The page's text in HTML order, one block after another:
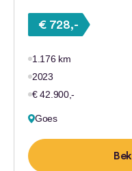
€ 728,-
1.176 km
2023
€ 42.900,-
Goes